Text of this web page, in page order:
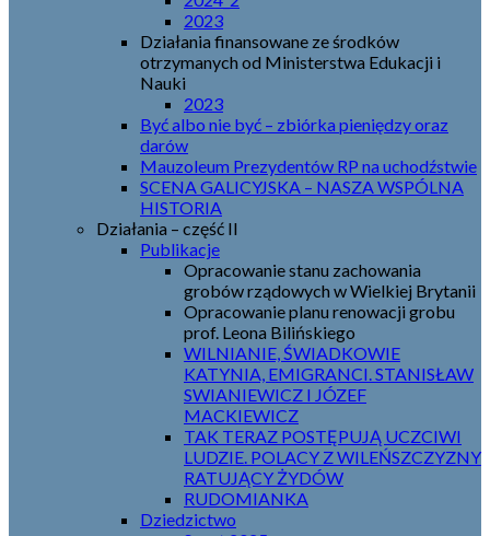
2023
Działania finansowane ze środków
otrzymanych od Ministerstwa Edukacji i
Nauki
2023
Być albo nie być – zbiórka pieniędzy oraz
darów
Mauzoleum Prezydentów RP na uchodźstwie
SCENA GALICYJSKA – NASZA WSPÓLNA
HISTORIA
Działania – część II
Publikacje
Opracowanie stanu zachowania
grobów rządowych w Wielkiej Brytanii
Opracowanie planu renowacji grobu
prof. Leona Bilińskiego
WILNIANIE, ŚWIADKOWIE
KATYNIA, EMIGRANCI. STANISŁAW
SWIANIEWICZ I JÓZEF
MACKIEWICZ
TAK TERAZ POSTĘPUJĄ UCZCIWI
LUDZIE. POLACY Z WILEŃSZCZYZNY
RATUJĄCY ŻYDÓW
RUDOMIANKA
Dziedzictwo